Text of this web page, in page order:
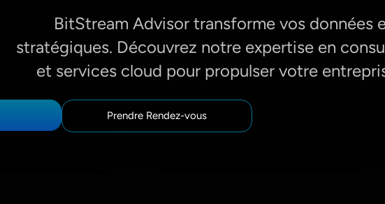
BitStream Advisor transforme vos données
stratégiques. Découvrez notre expertise en
et services cloud pour propulser votre
Prendre Rendez-vous